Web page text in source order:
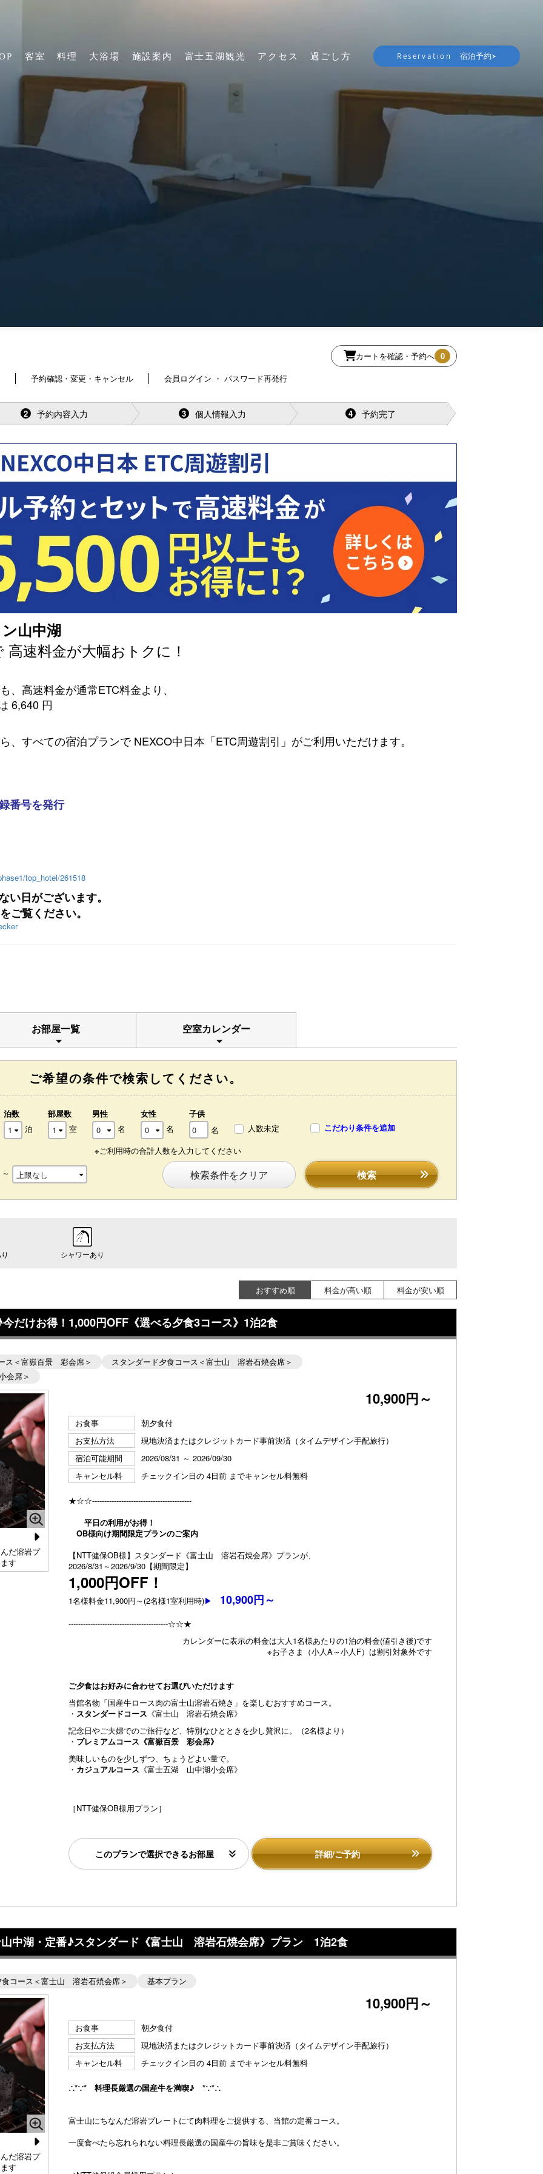
客室 料理 大浴場 施設案内 富士五湖観光 アクセス 過ごし方 Reservation 宿泊予約
カートを確認・予約へ 0
予約確認・変更・キャンセル
会員ログイン ・ パスワード再発行
2 予約内容入力 3 個人情報入力 4 予約完了
山中湖
速料金が大幅おトクに！
高速料金が通常ETC料金より、
6,640 円
、すべての宿泊プランで NEXCO中日本「ETC周遊割引」がご利用いただけます。
番号を発行
top_hotel/261518
日がございます。
ご覧ください。
お部屋一覧 空室カレンダー
ご希望の条件で検索してください。
泊数
泊
部屋数
室
男性
名
女性
名
子供
名
人数未定
※ご利用時の合計人数を入力してください
こだわり条件を追加
～ 検索条件をクリア 検索
シャワーあり
おすすめ順 料金が高い順 料金が安い順
だけお得！1,000円OFF《選べる夕食3コース》1泊2食
ス＜富嶽百景 彩会席＞
スタンダード夕食コース＜富士山 溶岩石焼会席＞
会席＞
だ溶岩プ
す
【パノラマイン山中湖】●2026秋 スタンダードコース
《富士山 溶岩石焼会席》（9月～11月）
【パノラマイン山中湖】●2026秋 プレミアムコース
《富嶽百景 彩会席》（9月～11月）
N
e
10,900円～
お食事
朝夕食付
お支払方法
現地決済またはクレジットカード事前決済（タイムデザイン手配旅行）
宿泊可能期間
2026/08/31 ～ 2026/09/30
キャンセル料
チェックイン日の 4日前 までキャンセル料無料
★☆☆-----------------------------------------
平日の利用がお得！
OB様向け期間限定プランのご案内
【NTT健保OB様】スタンダード《富士山 溶岩石焼会席》プランが、
2026/8/31～2026/9/30【期間限定】
1,000円OFF！
1名様料金11,900円～(2名様1室利用時)▶ 10,900円～
-----------------------------------------☆☆★
カレンダーに表示の料金は大人1名様あたりの1泊の料金(値引き後)です
※お子さま（小人A～小人F）は割引対象外です
ご夕食はお好みに合わせてお選びいただけます
当館名物「国産牛ロース肉の富士山溶岩石焼き」を楽しむおすすめコース。
・ スタンダードコース 《富士山 溶岩石焼会席》
記念日やご夫婦でのご旅行など、特別なひとときを少し贅沢に。（2名様より）
・ プレミアムコース《富嶽百景 彩会席》
美味しいものを少しずつ、ちょうどよい量で。
・ カジュアルコース 《富士五湖 山中湖小会席》
［NTT健保OB様用プラン］
詳細/ご予約
このプランで選択できるお部屋
山中湖・定番♪スタンダード《富士山 溶岩石焼会席》プラン 1泊2食
コース＜富士山 溶岩石焼会席＞ 基本プラン
だ溶岩プ
す
N
10,900円～
お食事
朝夕食付
お支払方法
現地決済またはクレジットカード事前決済（タイムデザイン手配旅行）
キャンセル料
チェックイン日の 4日前 までキャンセル料無料
∴*∵* 料理長厳選の国産牛を満喫♪ *∵*∴
富士山にちなんだ溶岩プレートにて肉料理をご提供する、当館の定番コース。
一度食べたら忘れられない料理長厳選の国産牛の旨味を是非ご賞味ください。